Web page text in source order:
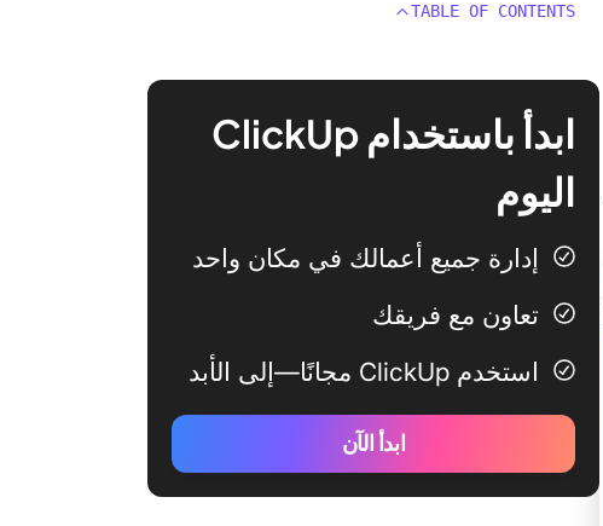
TABLE OF CONTENTS
ابدأ باستخدام ClickUp
اليوم
إدارة جميع أعمالك في مكان واحد
تعاون مع فريقك
استخدم ClickUp مجانًا—إلى الأبد
ابدأ الآن